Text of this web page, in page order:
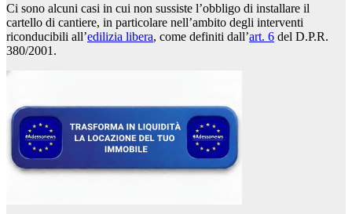
Ci sono alcuni casi in cui non sussiste l’obbligo di installare il
cartello di cantiere, in particolare nell’ambito degli interventi
riconducibili all’edilizia libera, come definiti dall’art. 6 del D.P.R.
380/2001.